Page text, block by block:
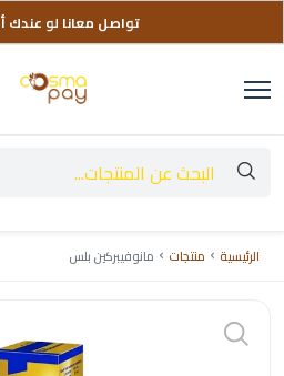
تواصل معانا لو عندك
توصيل مجاني على طلباتك
الرئيسية منتجات مانوفيبركين بلس